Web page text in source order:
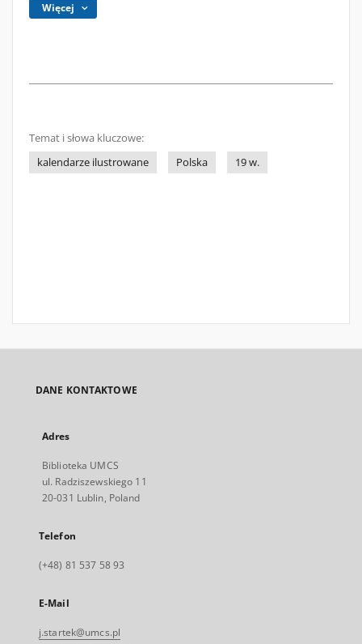
Więcej
Temat i słowa kluczowe:
kalendarze ilustrowane
Polska 19 w.
DANE KONTAKTOWE
Adres
Biblioteka UMCS
ul. Radziszewskiego 11
20-031 Lublin, Poland
Telefon
(+48) 81 537 58 93
E-Mail
j.startek@umcs.pl